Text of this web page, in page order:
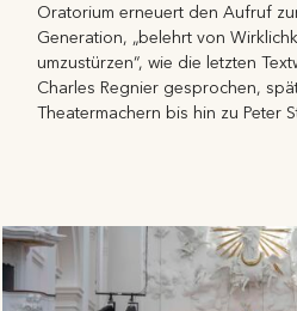
Oratorium erneuert den Aufruf
Generation, „belehrt von
umzustürzen“, wie die letzten
Charles Regnier gesprochen,
Theatermachern bis hin zu Peter